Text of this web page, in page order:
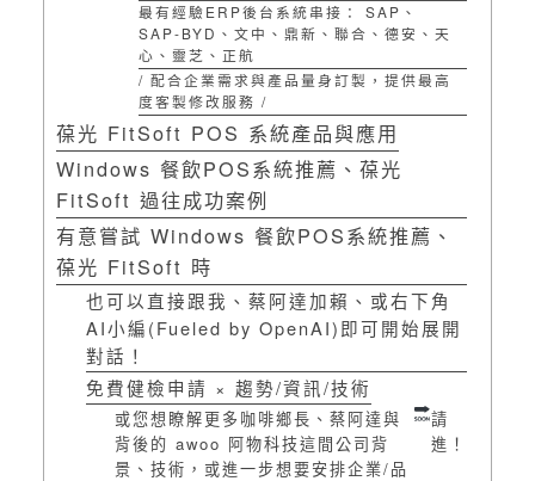
最有經驗ERP後台系統串接： SAP、
SAP-BYD、文中、鼎新、聯合、德安、天
心、靈芝、正航
/ 配合企業需求與產品量身訂製，提供最高
度客製修改服務 /
葆光 FitSoft POS 系統產品與應用
Windows 餐飲POS系統推薦、葆光
FitSoft 過往成功案例
有意嘗試 Windows 餐飲POS系統推薦、
葆光 FitSoft 時
也可以直接跟我、蔡阿達加賴、或右下角
AI小編(Fueled by OpenAI)即可開始展開
對話！
免費健檢申請 × 趨勢/資訊/技術
或您想瞭解更多咖啡鄉長、蔡阿達與
背後的 awoo 阿物科技這間公司背
景、技術，或進一步想要安排企業/品
請
進！